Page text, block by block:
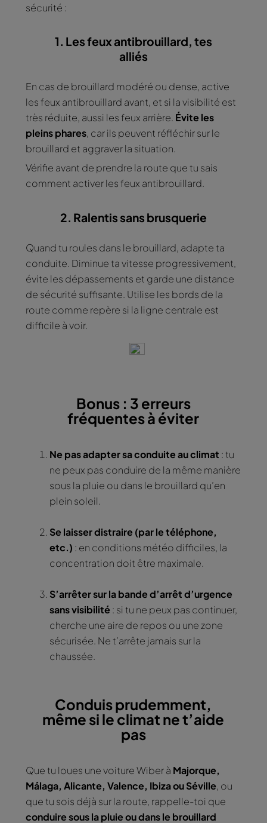
sécurité :
1. Les feux antibrouillard, tes
alliés
En cas de brouillard modéré ou dense, active
les feux antibrouillard avant, et si la visibilité est
très réduite, aussi les feux arrière. Évite les
pleins phares, car ils peuvent réfléchir sur le
brouillard et aggraver la situation.
Vérifie avant de prendre la route que tu sais
comment activer les feux antibrouillard.
2. Ralentis sans brusquerie
Quand tu roules dans le brouillard, adapte ta
conduite. Diminue ta vitesse progressivement,
évite les dépassements et garde une distance
de sécurité suffisante. Utilise les bords de la
route comme repère si la ligne centrale est
difficile à voir.
Bonus : 3 erreurs
fréquentes à éviter
Ne pas adapter sa conduite au climat : tu
ne peux pas conduire de la même manière
sous la pluie ou dans le brouillard qu’en
plein soleil.
Se laisser distraire (par le téléphone,
etc.) : en conditions météo difficiles, la
concentration doit être maximale.
S’arrêter sur la bande d’arrêt d’urgence
sans visibilité : si tu ne peux pas continuer,
cherche une aire de repos ou une zone
sécurisée. Ne t’arrête jamais sur la
chaussée.
Conduis prudemment,
même si le climat ne t’aide
pas
Que tu loues une voiture Wiber à Majorque,
Málaga, Alicante, Valence, Ibiza ou Séville, ou
que tu sois déjà sur la route, rappelle-toi que
conduire sous la pluie ou dans le brouillard